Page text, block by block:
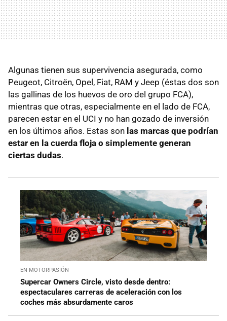
Algunas tienen sus supervivencia asegurada, como
Peugeot, Citroën, Opel, Fiat, RAM y Jeep (éstas dos son
las gallinas de los huevos de oro del grupo FCA),
mientras que otras, especialmente en el lado de FCA,
parecen estar en el UCI y no han gozado de inversión
en los últimos años. Estas son las marcas que podrían
estar en la cuerda floja o simplemente generan
ciertas dudas.
EN MOTORPASIÓN
Supercar Owners Circle, visto desde dentro:
espectaculares carreras de aceleración con los
coches más absurdamente caros